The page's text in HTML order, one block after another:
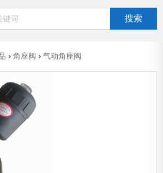
搜索
› 角座阀 › 气动角座阀